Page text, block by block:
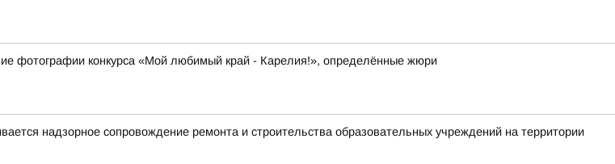
фотографии конкурса «Мой любимый край - Карелия!», определённые жюри
надзорное сопровождение ремонта и строительства образовательных учреждений на территории